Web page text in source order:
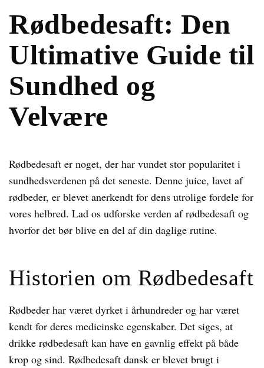
Rødbedesaft: Den
Ultimative Guide til
Sundhed og
Velvære
Rødbedesaft er noget, der har vundet stor popularitet i
sundhedsverdenen på det seneste. Denne juice, lavet af
rødbeder, er blevet anerkendt for dens utrolige fordele for
vores helbred. Lad os udforske verden af rødbedesaft og
hvorfor det bør blive en del af din daglige rutine.
Historien om Rødbedesaft
Rødbeder har været dyrket i århundreder og har været
kendt for deres medicinske egenskaber. Det siges, at
drikke rødbedesaft kan have en gavnlig effekt på både
krop og sind. Rødbedesaft dansk er blevet brugt i